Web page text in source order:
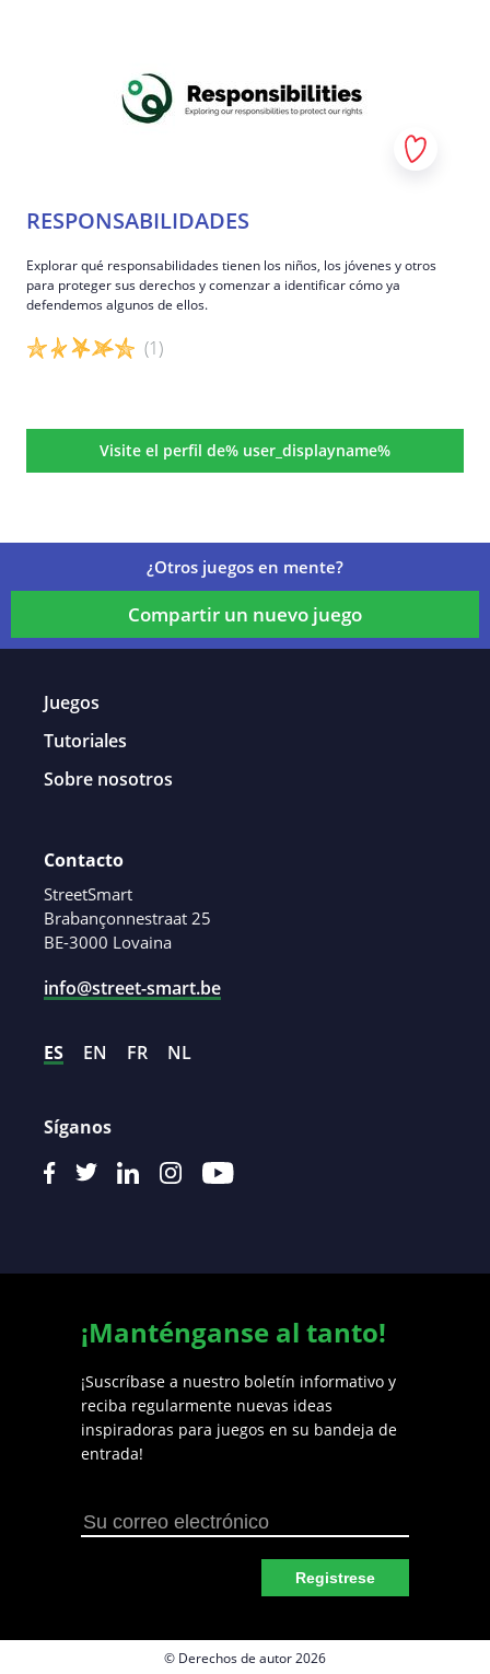
RESPONSABILIDADES
Explorar qué responsabilidades tienen los niños, los jóvenes y otros
para proteger sus derechos y comenzar a identificar cómo ya
defendemos algunos de ellos.
(1)
Visite el perfil de% user_displayname%
¿Otros juegos en mente?
Compartir un nuevo juego
Juegos
Tutoriales
Sobre nosotros
Contacto
StreetSmart
Brabançonnestraat 25
BE-3000 Lovaina
info@street-smart.be
ES EN FR NL
Síganos
¡Manténganse al tanto!
¡Suscríbase a nuestro boletín informativo y
reciba regularmente nuevas ideas
inspiradoras para juegos en su bandeja de
entrada!
Registrese
© Derechos de autor 2026